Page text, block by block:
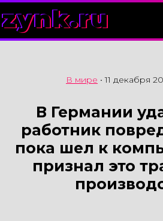
zynk.ru
В мире •11 декабря
В Германии
работник
пока шел к
признал это